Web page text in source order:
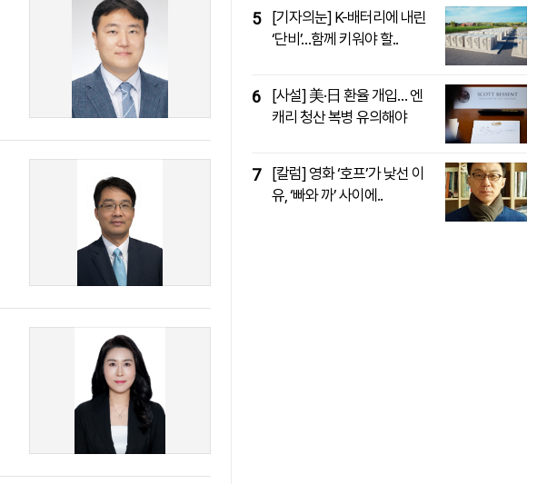
5
[기자의눈] K-배터리에 내린
‘단비’…함께 키워야 할..
6
[사설] 美·日 환율 개입… 엔
캐리 청산 복병 유의해야
7
[칼럼] 영화 ‘호프’가 낯선 이
유, ‘빠와 까’ 사이에..